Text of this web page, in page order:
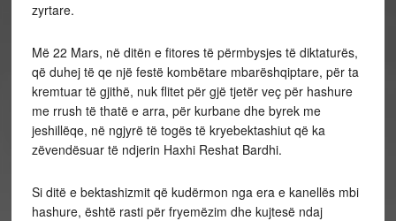
zyrtare.
Më 22 Mars, në ditën e fitores të përmbysjes të diktaturës,
që duhej të qe një festë kombëtare mbarëshqiptare, për ta
kremtuar të gjithë, nuk flitet për gjë tjetër veç për hashure
me rrush të thatë e arra, për kurbane dhe byrek me
jeshillëqe, në ngjyrë të togës të kryebektashiut që ka
zëvendësuar të ndjerin Haxhi Reshat Bardhi.
Si ditë e bektashizmit që kudërmon nga era e kanellës mbi
hashure, është rasti për fryemëzim dhe kujtesë ndaj